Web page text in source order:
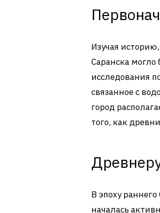
Изучая
Саранска
исследования
связанное с
город
того, как
В эпоху
началась